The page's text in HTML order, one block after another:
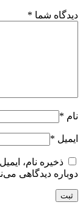
دیدگاه شما *
نام *
ایمیل *
ذخیره نام،
دوباره دیدگاهی